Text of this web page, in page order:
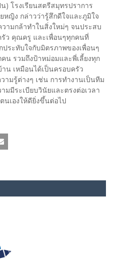
) โรงเรียนสตรีสมุทรปราการ
หญิง กล่าวว่ารู้สึกดีใจและภูมิใจ
ามกล้าทำในสิ่งใหม่ๆ จนประสบ
ว คุณครู และเพื่อนๆทุกคนที่
ระทับใจกับมิตรภาพของเพื่อนๆ
คน รวมถึงป้าหม่อมและพี่เลี้ยงทุก
น เหมือนได้เป็นครอบครัว
ามรู้ต่างๆ เช่น การทำงานเป็นทีม
มมีระเบียบวินัยและตรงต่อเวลา
เองให้ดียิ่งขึ้นต่อไป